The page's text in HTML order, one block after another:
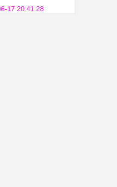
17 20:41:28